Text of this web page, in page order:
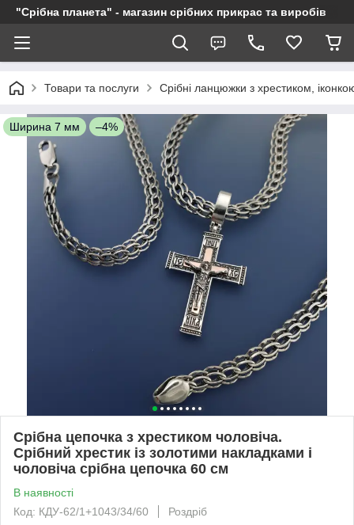
"Срібна планета" - магазин срібних прикрас та виробів
Товари та послуги Срібні ланцюжки з хрестиком,
Ширина 7 мм –4%
Срібна цепочка з хрестиком чоловіча.
Срібний хрестик із золотими накладками і
чоловіча срібна цепочка 60 см
В наявності
Код: КДУ-62/1+1043/34/60
Роздріб